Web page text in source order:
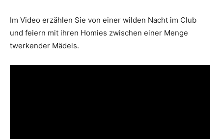
Im Video erzählen Sie von einer wilden Nacht im Club
und feiern mit ihren Homies zwischen einer Menge
twerkender Mädels.